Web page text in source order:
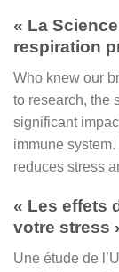
« La
respiration
Who knew our
to research, the
significant
immune
reduces stress
« Les effets
votre stress
Une étude de